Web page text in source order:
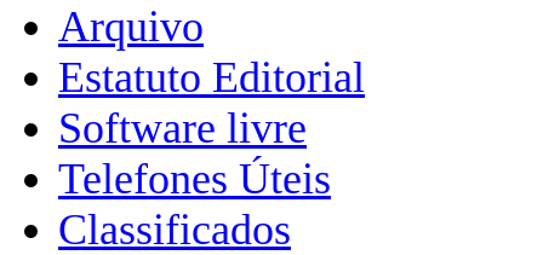
Arquivo
Estatuto Editorial
Software livre
Telefones Úteis
Classificados